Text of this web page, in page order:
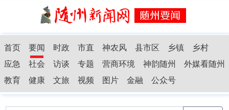
首页 要闻 时政 市直 神农风 县市区 乡镇
乡村
应急
社会 访谈 专题 营商环境 神韵随州
外媒看随州
教育
健康 文旅 视频 图片 金融 公众号